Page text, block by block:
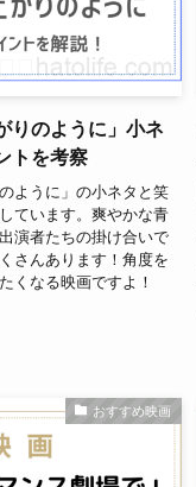
りのように」小ネ
トを考察
ように」の小ネタと笑
ています。爽やかな青
演者たちの掛け合いで
さんあります！角度を
くなる映画ですよ！
おすすめ映画